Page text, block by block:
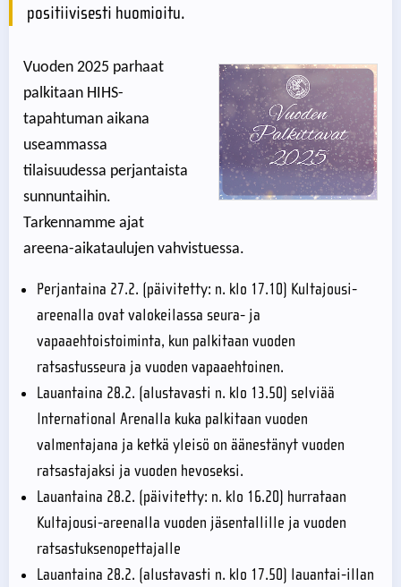
positiivisesti huomioitu.
Vuoden 2025 parhaat
palkitaan HIHS-
tapahtuman aikana
useammassa
tilaisuudessa perjantaista
sunnuntaihin.
Tarkennamme ajat
areena-aikataulujen vahvistuessa.
Perjantaina 27.2. (päivitetty: n. klo 17.10) Kultajousi-
areenalla ovat valokeilassa seura- ja
vapaaehtoistoiminta, kun palkitaan vuoden
ratsastusseura ja vuoden vapaaehtoinen.
Lauantaina 28.2. (alustavasti n. klo 13.50) selviää
International Arenalla kuka palkitaan vuoden
valmentajana ja ketkä yleisö on äänestänyt vuoden
ratsastajaksi ja vuoden hevoseksi.
Lauantaina 28.2. (päivitetty: n. klo 16.20) hurrataan
Kultajousi-areenalla vuoden jäsentallille ja vuoden
ratsastuksenopettajalle
Lauantaina 28.2. (alustavasti n. klo 17.50) lauantai-illan